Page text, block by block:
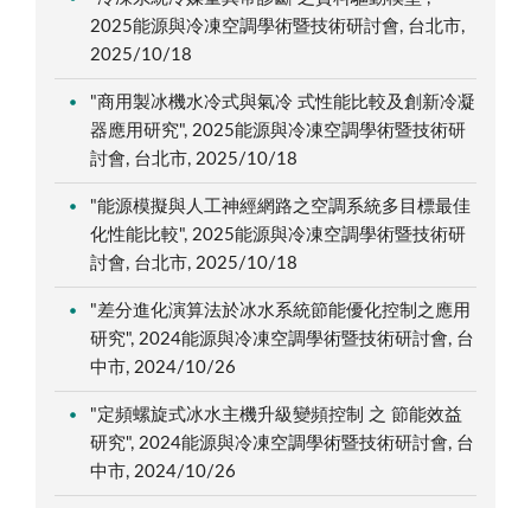
2025能源與冷凍空調學術暨技術研討會, 台北市,
2025/10/18
"商用製冰機水冷式與氣冷 式性能比較及創新冷凝
器應用研究", 2025能源與冷凍空調學術暨技術研
討會, 台北市, 2025/10/18
"能源模擬與人工神經網路之空調系統多目標最佳
化性能比較", 2025能源與冷凍空調學術暨技術研
討會, 台北市, 2025/10/18
"差分進化演算法於冰水系統節能優化控制之應用
研究", 2024能源與冷凍空調學術暨技術研討會, 台
中市, 2024/10/26
"定頻螺旋式冰水主機升級變頻控制 之 節能效益
研究", 2024能源與冷凍空調學術暨技術研討會, 台
中市, 2024/10/26